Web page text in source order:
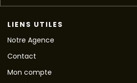
LIENS UTILES
Notre Agence
Contact
Mon compte